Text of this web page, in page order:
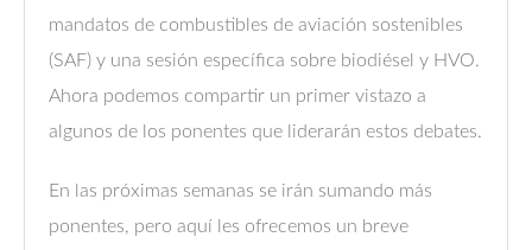
mandatos de combustibles de aviación sostenibles
(SAF) y una sesión específica sobre biodiésel y HVO.
Ahora podemos compartir un primer vistazo a
algunos de los ponentes que liderarán estos debates.
En las próximas semanas se irán sumando más
ponentes, pero aquí les ofrecemos un breve